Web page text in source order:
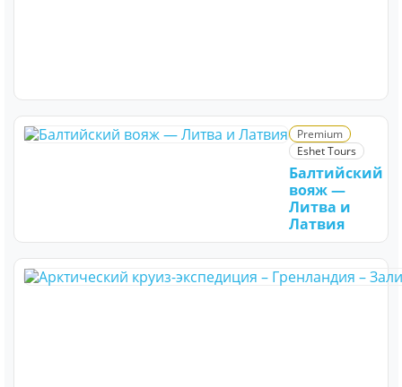
Premium
Eshet Tours
Балтийский
вояж —
Литва и
Латвия